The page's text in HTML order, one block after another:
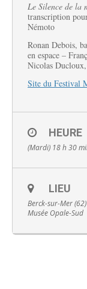
Le Silence de la
transcription
Némoto
Ronan Debois,
en espace –
Nicolas
Site du Festival
HEURE
(Mardi) 18 h 30
LIEU
Berck-sur-Mer
Musée Opale-Sud